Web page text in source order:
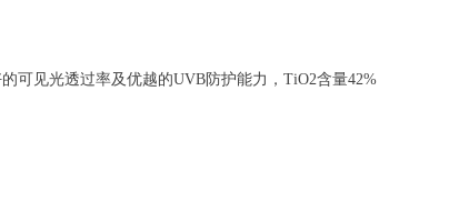
可见光透过率及优越的UVB防护能力，TiO2含量42%